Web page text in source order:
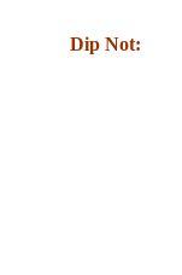
Dip Not: